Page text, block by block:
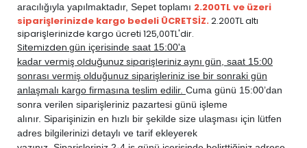
aracılığıyla yapılmaktadır, Sepet toplamı 2.200TL ve üzeri
siparişlerinizde kargo bedeli ÜCRETSİZ.2.200TL altı
siparişlerinizde kargo ücreti 125,00TL'dir.
Sitemizden gün içerisinde saat 15:00'a
kadar vermiş olduğunuz siparişleriniz aynı gün, saat 15:00
sonrası vermiş olduğunuz siparişleriniz ise bir sonraki gün
anlaşmalı kargo firmasına teslim edilir. Cuma günü 15:00’dan
sonra verilen siparişleriniz pazartesi günü işleme
alınır. Siparişinizin en hızlı bir şekilde size ulaşması için lütfen
adres bilgilerinizi detaylı ve tarif ekleyerek